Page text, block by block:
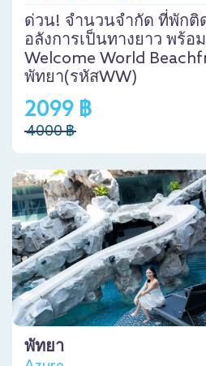
ด่วน! จำนวนจำกัด ที่พักติ
อลังการเป็นทางยาว พร้อ
Welcome World
พัทยา(รหัสWW)
2099 ฿
4000 ฿
พัทยา